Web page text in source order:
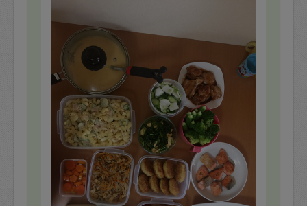
時間ギリギリまでたくさんのお料理を作っていただきま
した。ありがとうございました！！
またお願いすると思います。よろしくお願いします。(*
´∀`)